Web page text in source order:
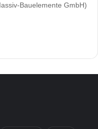
Bauelemente GmbH)